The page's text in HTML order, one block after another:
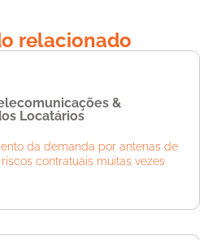
relacionado
&
Locatários
da demanda por antenas de
contratuais muitas vezes